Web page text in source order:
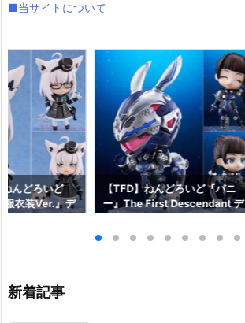
■当サイトについて
んどろいど
服衣装Ver.』デ
【TFD】ねんどろいど『バニ
ー』The First Descendant デ
【マックスファクトリー】より
新着記事